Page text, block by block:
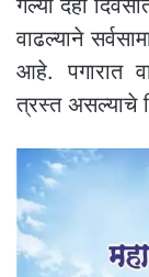
वाढल्याने
आहे. पगारात
त्रस्त असल्याचे